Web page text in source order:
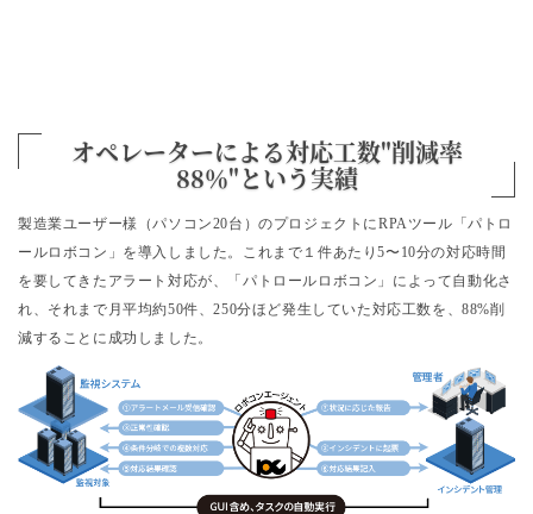
オペレーターによる対応工数"削減率
88％"という実績
製造業ユーザー様（パソコン20台）のプロジェクトにRPAツール「パトロ
ールロボコン」を導入しました。これまで１件あたり5〜10分の対応時間
を要してきたアラート対応が、「パトロールロボコン」によって自動化さ
れ、それまで月平均約50件、250分ほど発生していた対応工数を、88%削
減することに成功しました。